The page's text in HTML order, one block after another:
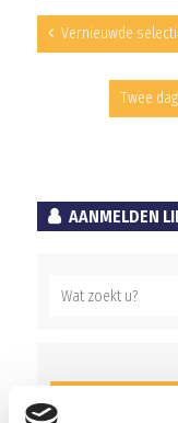
Vernieuwde
Twee
AANMELDEN